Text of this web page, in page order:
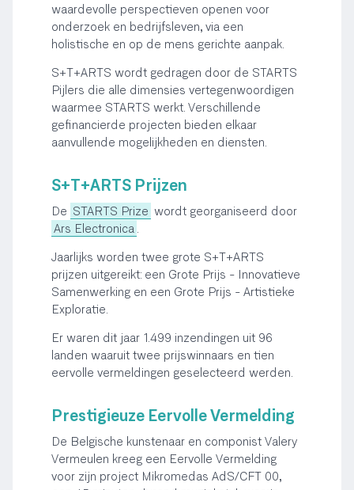
waardevolle perspectieven openen voor
onderzoek en bedrijfsleven, via een
holistische en op de mens gerichte aanpak.
S+T+ARTS wordt gedragen door de STARTS
Pijlers die alle dimensies vertegenwoordigen
waarmee STARTS werkt. Verschillende
gefinancierde projecten bieden elkaar
aanvullende mogelijkheden en diensten.
S+T+ARTS Prijzen
De STARTS Prize wordt georganiseerd door
Ars Electronica
Jaarlijks worden twee grote S+T+ARTS
prijzen uitgereikt: een Grote Prijs - Innovatieve
Samenwerking en een Grote Prijs - Artistieke
Exploratie.
Er waren dit jaar 1.499 inzendingen uit 96
landen waaruit twee prijswinnaars en tien
eervolle vermeldingen geselecteerd werden.
Prestigieuze Eervolle Vermelding
De Belgische kunstenaar en componist Valery
Vermeulen kreeg een Eervolle Vermelding
voor zijn project Mikromedas AdS/CFT 00,